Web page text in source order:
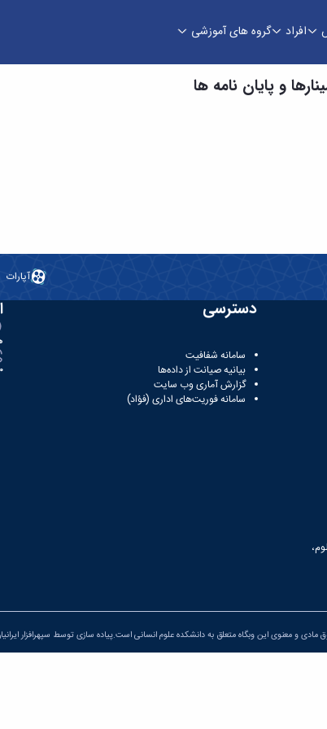
افراد گروه های آموزشی
و پایان نامه ها
آپارات
دسترسی
سامانه شفافیت
بیانیه صیانت از داده‌ها
گزارش آماری وب‌ سایت
سامانه فوریت‌های اداری (فؤاد)
مادی و معنوی این وبگاه متعلق به دانشکده علوم انسانی است.پیاده سازی توسط سپهرافزار